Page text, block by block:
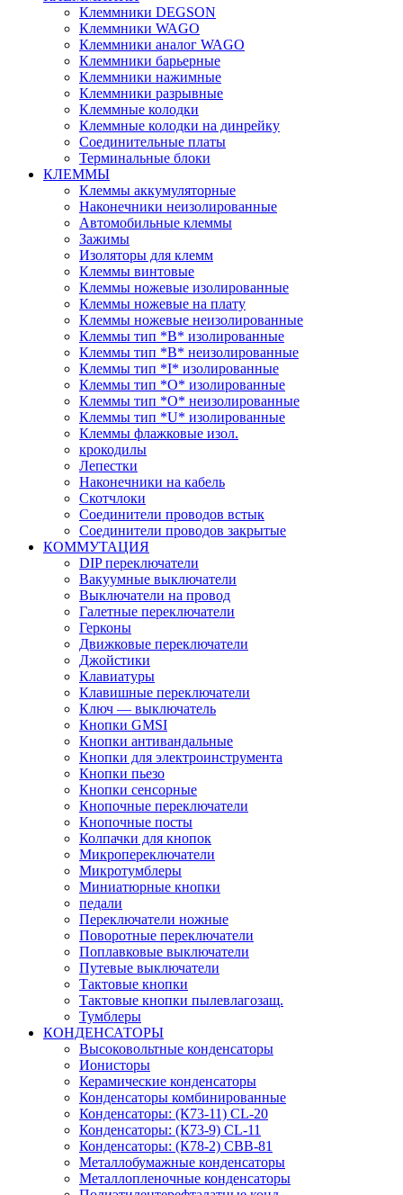
Клеммники DEGSON
Клеммники WAGO
Клеммники аналог WAGO
Клеммники барьерные
Клеммники нажимные
Клеммники разрывные
Клеммные колодки
Клеммные колодки на динрейку
Соединительные платы
Терминальные блоки
КЛЕММЫ
Клеммы аккумуляторные
Наконечники неизолированные
Автомобильные клеммы
Зажимы
Изоляторы для клемм
Клеммы винтовые
Клеммы ножевые изолированные
Клеммы ножевые на плату
Клеммы ножевые неизолированные
Клеммы тип *B* изолированные
Клеммы тип *B* неизолированные
Клеммы тип *I* изолированные
Клеммы тип *O* изолированные
Клеммы тип *O* неизолированные
Клеммы тип *U* изолированные
Клеммы флажковые изол.
крокодилы
Лепестки
Наконечники на кабель
Скотчлоки
Соединители проводов встык
Соединители проводов закрытые
КОММУТАЦИЯ
DIP переключатели
Вакуумные выключатели
Выключатели на провод
Галетные переключатели
Герконы
Движковые переключатели
Джойстики
Клавиатуры
Клавишные переключатели
Ключ — выключатель
Кнопки GMSI
Кнопки антивандальные
Кнопки для электроинструмента
Кнопки пьезо
Кнопки сенсорные
Кнопочные переключатели
Кнопочные посты
Колпачки для кнопок
Микропереключатели
Микротумблеры
Миниатюрные кнопки
педали
Переключатели ножные
Поворотные переключатели
Поплавковые выключатели
Путевые выключатели
Тактовые кнопки
Тактовые кнопки пылевлагозащ.
Тумблеры
КОНДЕНСАТОРЫ
Высоковольтные конденсаторы
Ионисторы
Керамические конденсаторы
Конденсаторы комбинированные
Конденсаторы: (К73-11) CL-20
Конденсаторы: (К73-9) CL-11
Конденсаторы: (К78-2) CBB-81
Металлобумажные конденсаторы
Металлопленочные конденсаторы